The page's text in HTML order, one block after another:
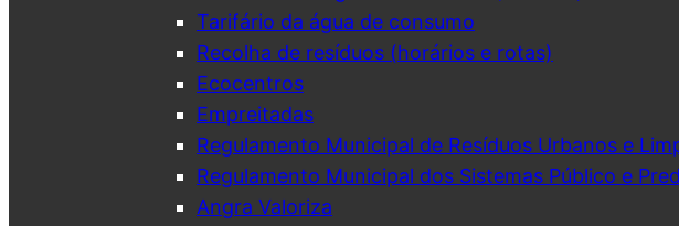
Tarifário da água de consumo
Recolha de resíduos (horários e rotas)
Ecocentros
Empreitadas
Regulamento Municipal de Resíduos Urbanos e
Regulamento Municipal dos Sistemas Público e
Angra Valoriza